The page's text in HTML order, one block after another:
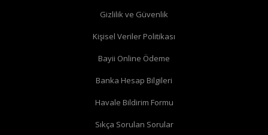
Gizlilik ve Güvenlik
Kişisel Veriler Politikası
Bayii Online Ödeme
Banka Hesap Bilgileri
Havale Bildirim Formu
Sıkça Sorulan Sorular